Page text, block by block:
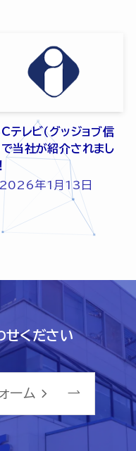
テレビ（グッジョブ信
で当社が紹介されまし
2026年1月13日
せください
ーム